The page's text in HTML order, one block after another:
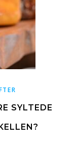
SYLTEDE